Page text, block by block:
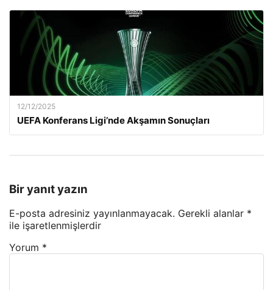
12/12/2025
UEFA Konferans Ligi’nde Akşamın Sonuçları
Bir yanıt yazın
E-posta adresiniz yayınlanmayacak. Gerekli alanlar *
ile işaretlenmişlerdir
Yorum *